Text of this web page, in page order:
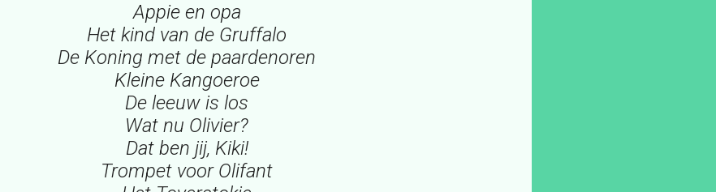
Appie en opa
Het kind van de Gruffalo
De Koning met de paardenoren
Kleine Kangoeroe
De leeuw is los
Wat nu Olivier?
Dat ben jij, Kiki!
Trompet voor Olifant